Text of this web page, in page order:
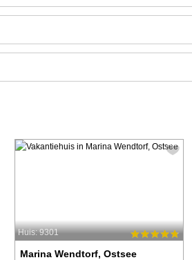
Huis: 9301
Marina Wendtorf, Ostsee